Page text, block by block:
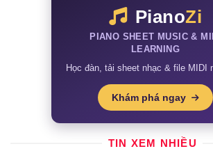
PianoZi
PIANO SHEET MUSIC &
LEARNING
Học đàn, tải sheet nhạc & file MIDI
Khám phá ngay
TIN XEM NHIỀU